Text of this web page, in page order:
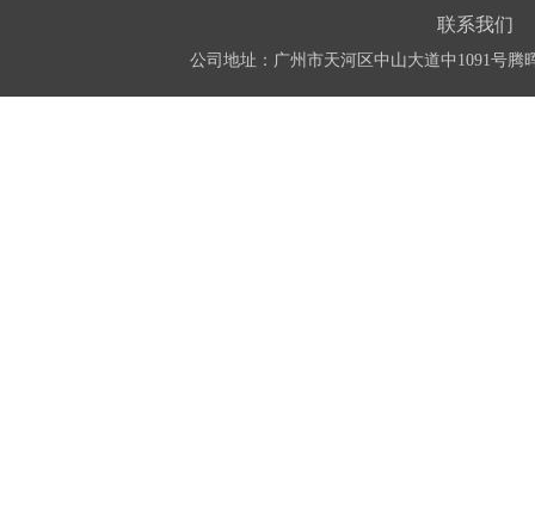
联系我们
公司地址：广州市天河区中山大道中1091号腾